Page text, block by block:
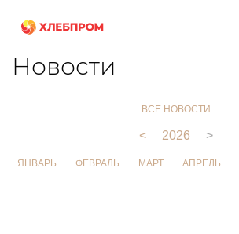
Главная О компании
Новости
ВСЕ НОВОСТИ
< 2026 >
ЯНВАРЬ ФЕВРАЛЬ МАРТ АПРЕЛЬ